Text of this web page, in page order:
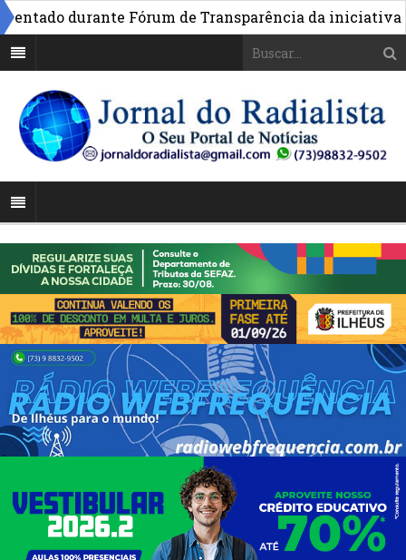
durante Fórum de Transparência da iniciativa em